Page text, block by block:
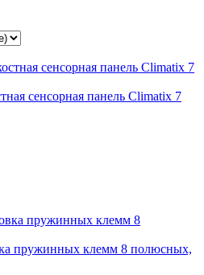
сенсорная панель Climatix 7
пружинных клемм 8 полюсных,